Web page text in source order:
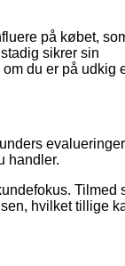
på købet,
sikrer sin
du er på udkig
handler.
Tilmed
hvilket tillige